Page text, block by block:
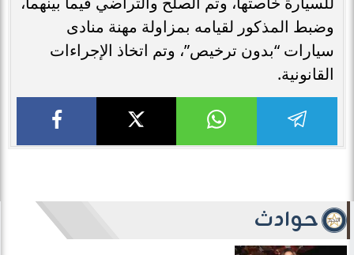
وضبط المذكور لقيامه بمزاولة مهنة منادى
سيارات “بدون ترخيص”، وتم اتخاذ الإجراءات
القانونية.
حوادث